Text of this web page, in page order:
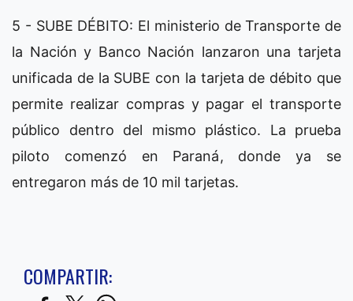
5 - SUBE DÉBITO: El ministerio de Transporte de
la Nación y Banco Nación lanzaron una tarjeta
unificada de la SUBE con la tarjeta de débito que
permite realizar compras y pagar el transporte
público dentro del mismo plástico. La prueba
piloto comenzó en Paraná, donde ya se
entregaron más de 10 mil tarjetas.
COMPARTIR: